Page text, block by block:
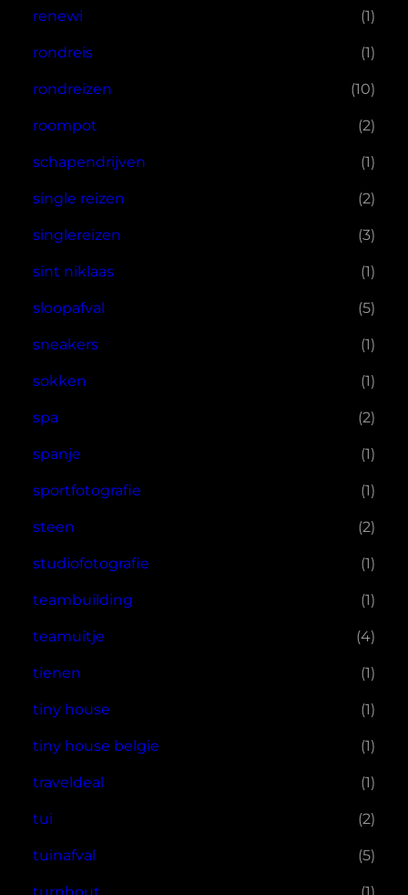
renewi (1)
rondreis (1)
rondreizen (10)
roompot (2)
schapendrijven (1)
single reizen (2)
singlereizen (3)
sint niklaas (1)
sloopafval (5)
sneakers (1)
sokken (1)
spa (2)
spanje (1)
sportfotografie (1)
steen (2)
studiofotografie (1)
teambuilding (1)
teamuitje (4)
tienen (1)
tiny house (1)
tiny house belgie (1)
traveldeal (1)
tui (2)
tuinafval (5)